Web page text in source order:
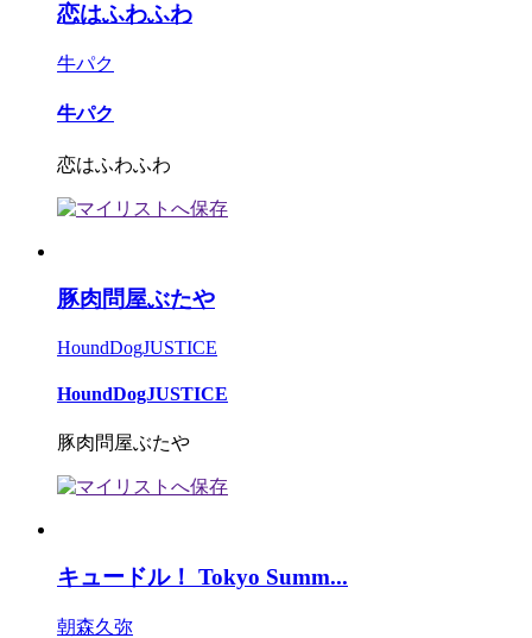
恋はふわふわ
牛パク
牛パク
恋はふわふわ
豚肉問屋ぶたや
HoundDogJUSTICE
HoundDogJUSTICE
豚肉問屋ぶたや
キュードル！ Tokyo Summ...
朝森久弥